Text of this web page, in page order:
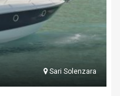
Sari Solenzara